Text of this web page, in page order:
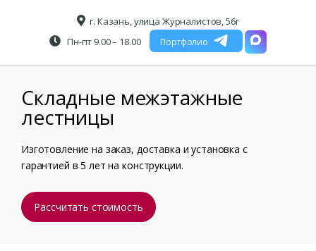
г. Казань, улица Журналистов, 56г
Пн-пт 9.00 – 18.00
Портфолио
Складные межэтажные
лестницы
Изготовление на заказ, доставка и установка с
гарантией в 5 лет на конструкции.
Рассчитать стоимость